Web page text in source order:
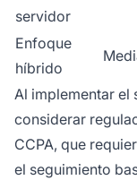
servidor
Enfoque
híbrido
Al implementar el
considerar
CCPA, que
el seguimiento